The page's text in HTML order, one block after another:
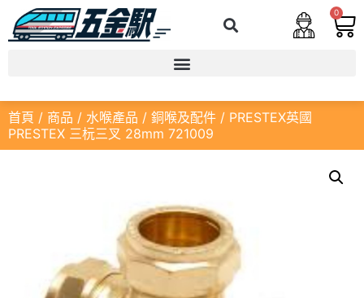
0
首頁 / 商品 / 水喉產品 / 銅喉及配件 / PRESTEX英國
PRESTEX 三杬三叉 28mm 721009